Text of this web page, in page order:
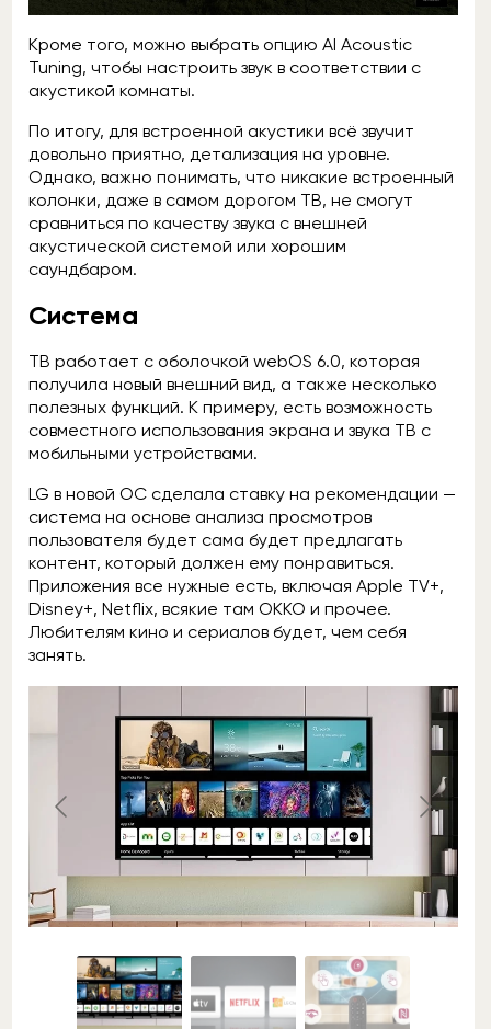
Кроме того, можно выбрать опцию AI Acoustic
Tuning, чтобы настроить звук в соответствии с
акустикой комнаты.
По итогу, для встроенной акустики всё звучит
довольно приятно, детализация на уровне.
Однако, важно понимать, что никакие встроенный
колонки, даже в самом дорогом ТВ, не смогут
сравниться по качеству звука с внешней
акустической системой или хорошим
саундбаром.
Система
ТВ работает с оболочкой webOS 6.0, которая
получила новый внешний вид, а также несколько
полезных функций. К примеру, есть возможность
совместного использования экрана и звука ТВ с
мобильными устройствами.
LG в новой OC сделала ставку на рекомендации —
система на основе анализа просмотров
пользователя будет сама будет предлагать
контент, который должен ему понравиться.
Приложения все нужные есть, включая Apple TV+,
Disney+, Netflix, всякие там OKKO и прочее.
Любителям кино и сериалов будет, чем себя
занять.